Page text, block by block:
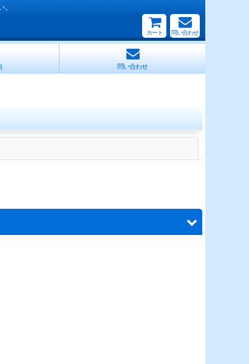
カート 問い合わせ
問い合わせ